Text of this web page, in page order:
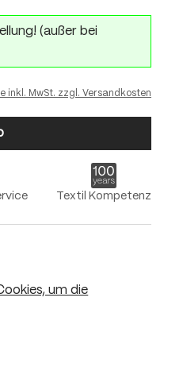
(außer bei
inkl. MwSt. zzgl. Versandkosten
Textil Kompetenz
um die